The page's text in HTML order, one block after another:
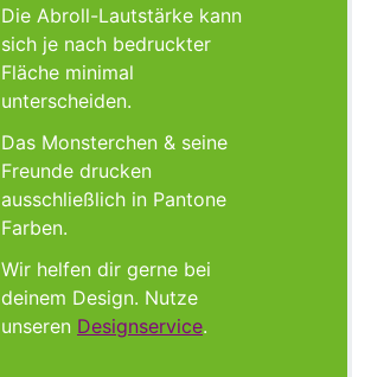
Die Abroll-Lautstärke kann
sich je nach bedruckter
Fläche minimal
unterscheiden.
Das Monsterchen & seine
Freunde drucken
ausschließlich in Pantone
Farben.
Wir helfen dir gerne bei
deinem Design. Nutze
unseren Designservice.